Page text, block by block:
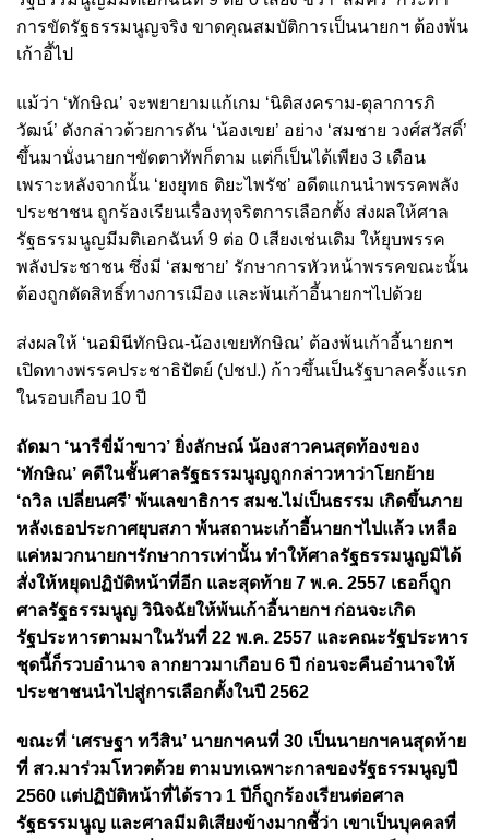
การขัดรัฐธรรมนูญจริง ขาดคุณสมบัติการเป็นนายกฯ ต้องพ้น
เก้าอี้ไป
แม้ว่า ‘ทักษิณ’ จะพยายามแก้เกม ‘นิติสงคราม-ตุลาการภิ
วัฒน์’ ดังกล่าวด้วยการดัน ‘น้องเขย’ อย่าง ‘สมชาย วงศ์สวัสดิ์’
ขึ้นมานั่งนายกฯขัดตาทัพก็ตาม แต่ก็เป็นได้เพียง 3 เดือน
เพราะหลังจากนั้น ‘ยงยุทธ ติยะไพรัช’ อดีตแกนนำพรรคพลัง
ประชาชน ถูกร้องเรียนเรื่องทุจริตการเลือกตั้ง ส่งผลให้ศาล
รัฐธรรมนูญมีมติเอกฉันท์ 9 ต่อ 0 เสียงเช่นเดิม ให้ยุบพรรค
พลังประชาชน ซึ่งมี ‘สมชาย’ รักษาการหัวหน้าพรรคขณะนั้น
ต้องถูกตัดสิทธิ์ทางการเมือง และพ้นเก้าอี้นายกฯไปด้วย
ส่งผลให้ ‘นอมินีทักษิณ-น้องเขยทักษิณ’ ต้องพ้นเก้าอี้นายกฯ
เปิดทางพรรคประชาธิปัตย์ (ปชป.) ก้าวขึ้นเป็นรัฐบาลครั้งแรก
ในรอบเกือบ 10 ปี
ถัดมา ‘นารีขี่ม้าขาว’ ยิ่งลักษณ์ น้องสาวคนสุดท้องของ
‘ทักษิณ’ คดีในชั้นศาลรัฐธรรมนูญถูกกล่าวหาว่าโยกย้าย
‘ถวิล เปลี่ยนศรี’ พ้นเลขาธิการ สมช.ไม่เป็นธรรม เกิดขึ้นภาย
หลังเธอประกาศยุบสภา พ้นสถานะเก้าอี้นายกฯไปแล้ว เหลือ
แค่หมวกนายกฯรักษาการเท่านั้น ทำให้ศาลรัฐธรรมนูญมิได้
สั่งให้หยุดปฏิบัติหน้าที่อีก และสุดท้าย 7 พ.ค. 2557 เธอก็ถูก
ศาลรัฐธรรมนูญ วินิจฉัยให้พ้นเก้าอี้นายกฯ ก่อนจะเกิด
รัฐประหารตามมาในวันที่ 22 พ.ค. 2557 และคณะรัฐประหาร
ชุดนี้ก็รวบอำนาจ ลากยาวมาเกือบ 6 ปี ก่อนจะคืนอำนาจให้
ประชาชนนำไปสู่การเลือกตั้งในปี 2562
ขณะที่ ‘เศรษฐา ทวีสิน’ นายกฯคนที่ 30 เป็นนายกฯคนสุดท้าย
ที่ สว.มาร่วมโหวตด้วย ตามบทเฉพาะกาลของรัฐธรรมนูญปี
2560 แต่ปฏิบัติหน้าที่ได้ราว 1 ปีก็ถูกร้องเรียนต่อศาล
รัฐธรรมนูญ และศาลมีมติเสียงข้างมากชี้ว่า เขาเป็นบุคคลที่